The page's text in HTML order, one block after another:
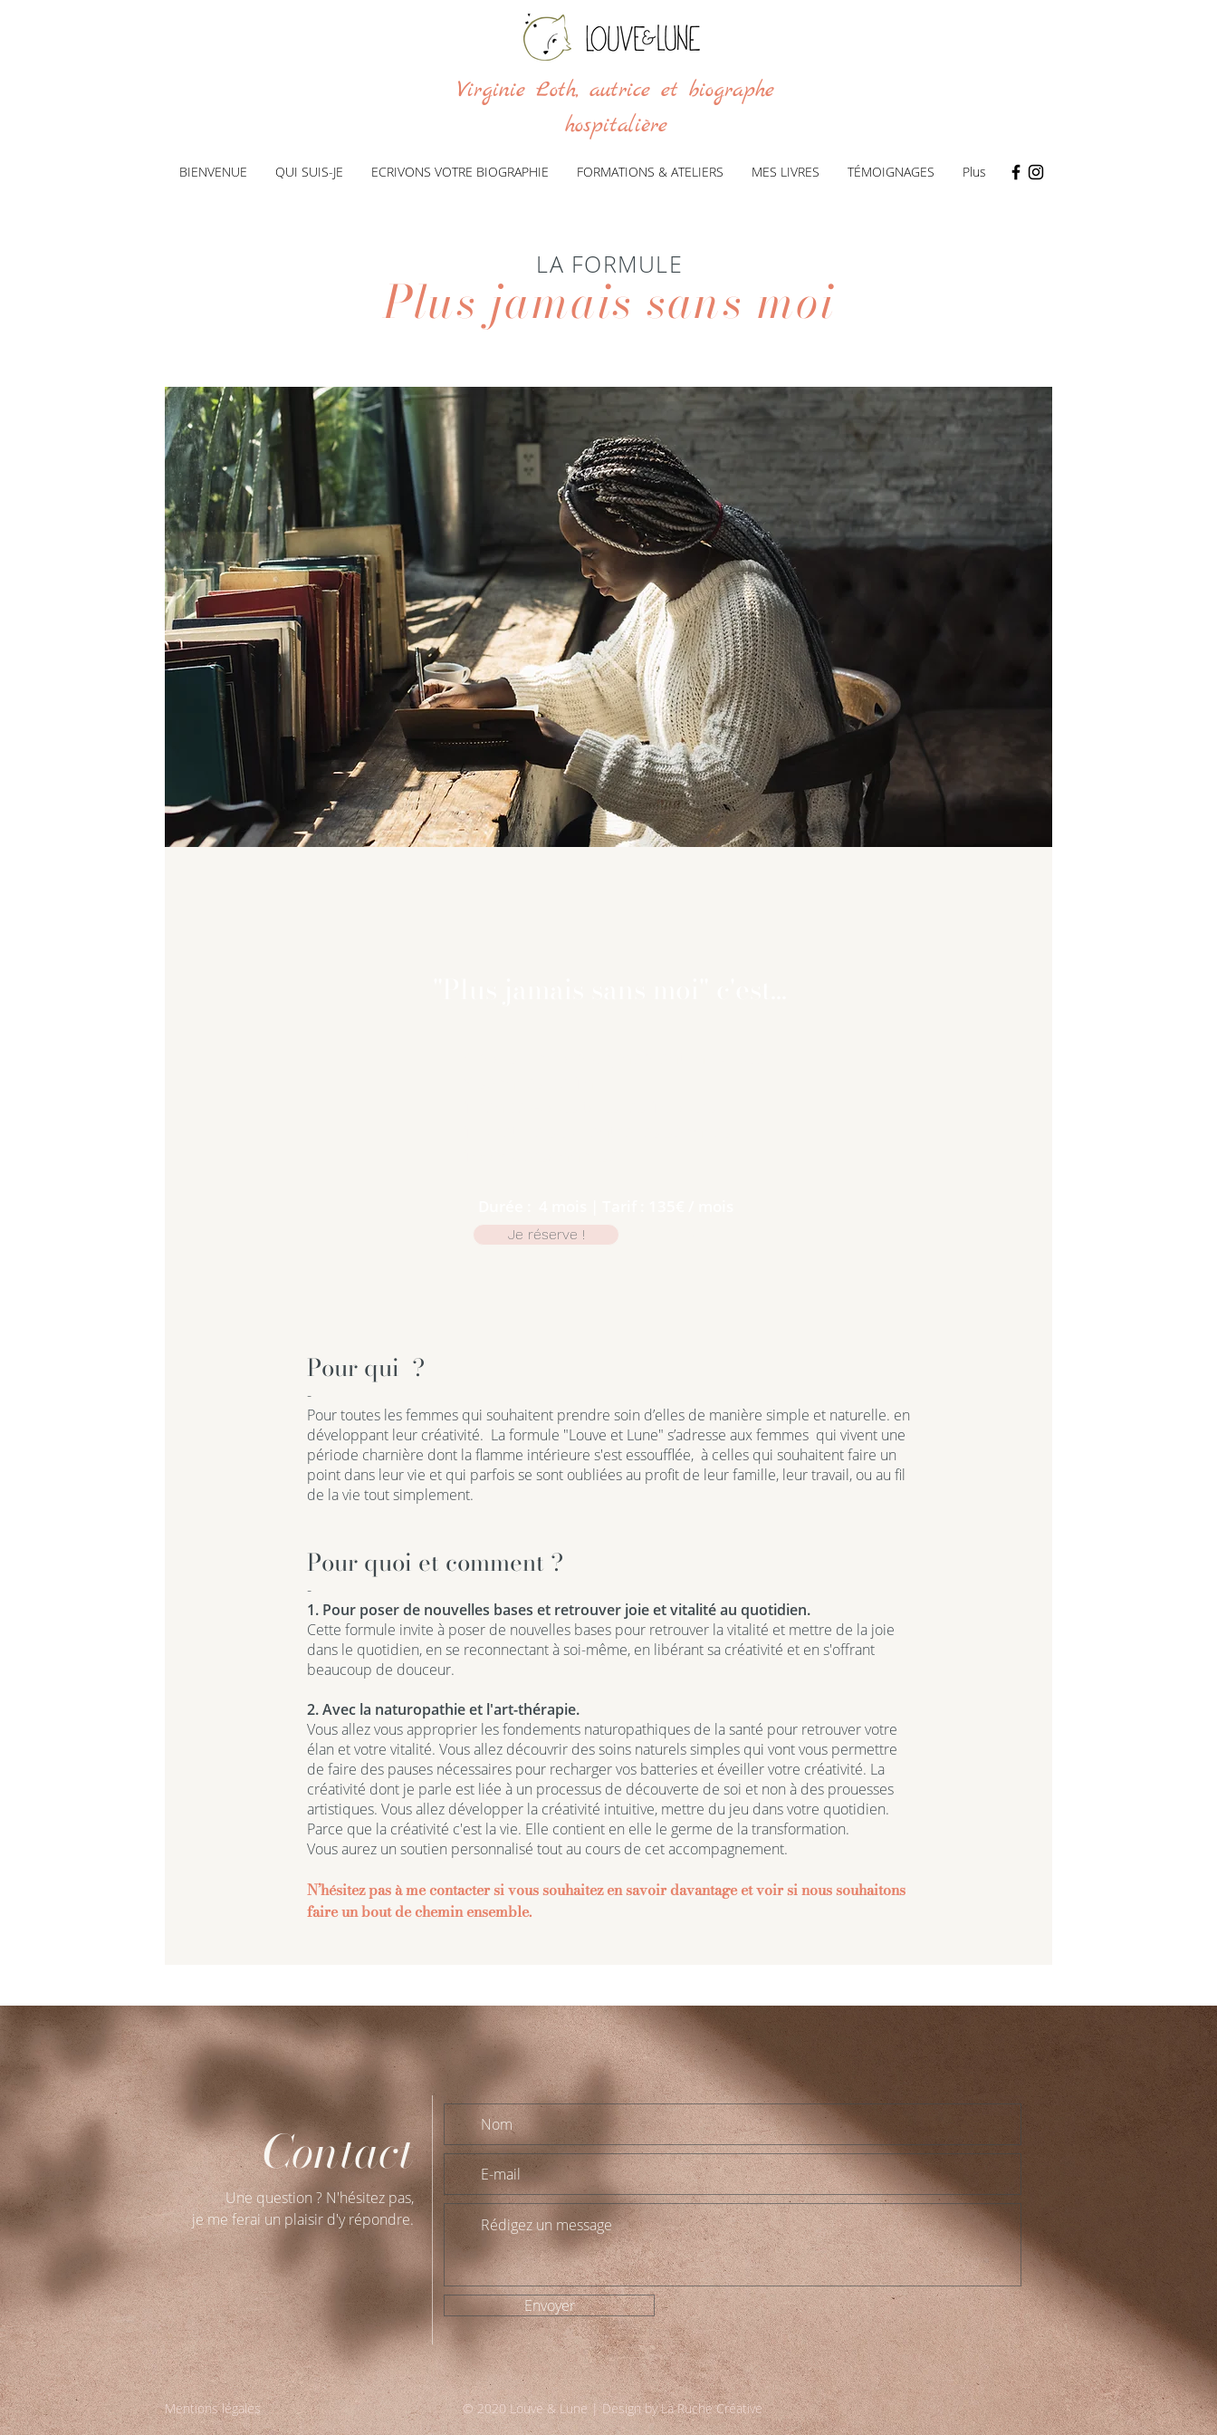
Virginie Loth, autrice et biographe
hospitalière
BIENVENUE QUI SUIS-JE ECRIVONS VOTRE BIOGRAPHIE FORMATIONS & ATELIERS MES LIVRES TÉMOIGNAGES Plus
LA FORMULE
Plus jamais sans moi
Je réserve !
Pour qui ?
-
Pour toutes les femmes qui souhaitent prendre soin d’elles de manière simple et naturelle. en
développant leur créativité. La formule "Louve et Lune" s’adresse aux femmes qui vivent une
période charnière dont la flamme intérieure s'est essoufflée, à celles qui souhaitent faire un
point dans leur vie et qui parfois se sont oubliées au profit de leur famille, leur travail, ou au fil
de la vie tout simplement.
Pour quoi et comment ?
-
1. Pour poser de nouvelles bases et retrouver joie et vitalité au quotidien.
Cette formule invite à poser de nouvelles bases pour retrouver la vitalité et mettre de la joie
dans le quotidien, en se reconnectant à soi-même, en libérant sa créativité et en s'offrant
beaucoup de douceur.
2. Avec la naturopathie et l'art-thérapie.
Vous allez vous approprier les fondements naturopathiques de la santé pour retrouver votre
élan et votre vitalité. Vous allez découvrir des soins naturels simples qui vont vous permettre
de faire des pauses nécessaires pour recharger vos batteries et éveiller votre créativité. La
créativité dont je parle est liée à un processus de découverte de soi et non à des prouesses
artistiques. Vous allez développer la créativité intuitive, mettre du jeu dans votre quotidien.
Parce que la créativité c'est la vie. Elle contient en elle le germe de la transformation.
Vous aurez un soutien personnalisé tout au cours de cet accompagnement.
N’hésitez pas à me contacter si vous souhaitez en savoir davantage et voir si nous souhaitons
faire un bout de chemin ensemble.
Envoyer
Une question ? N'hésitez pas,
je me ferai un plaisir d'y répondre.
Contact
Mentions légales © 2020 Louve & Lune | Design byLa Ruche Créative